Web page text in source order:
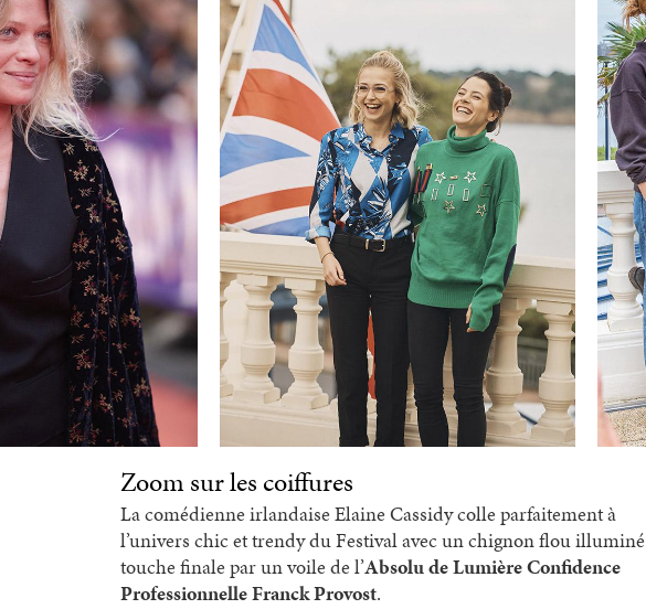
Zoom sur les coiffures
La comédienne irlandaise Elaine Cassidy colle parfaitement à
l’univers chic et trendy du Festival avec un chignon flou
touche finale par un voile de l’Absolu de Lumière Confidence
Professionnelle Franck Provost.